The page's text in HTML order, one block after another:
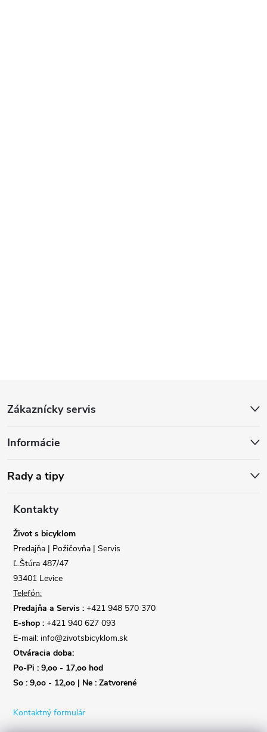
p
ä
Zákaznícky servis
Informácie
Rady a tipy
Kontakty
Život s bicyklom
Predajňa | Požičovňa | Servis
Ľ.Štúra 487/47
93401 Levice
Telefón:
Predajňa a Servis : +421 948 570 370
E-shop : +421 940 627 093
E-mail: info@zivotsbicyklom.sk
Otváracia doba:
Po-Pi : 9,oo - 17,oo hod
So : 9,oo - 12,oo | Ne : Zatvorené
Kontaktný formulár